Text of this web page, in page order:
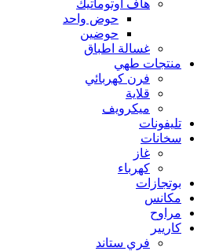
هاف اوتوماتيك
حوض واحد
حوضين
غسالة اطباق
منتجات طهي
فرن كهربائي
قلاية
ميكرويف
تليفونات
سخانات
غاز
كهرباء
بوتجازات
مكانس
مراوح
كاريير
فري ستاند